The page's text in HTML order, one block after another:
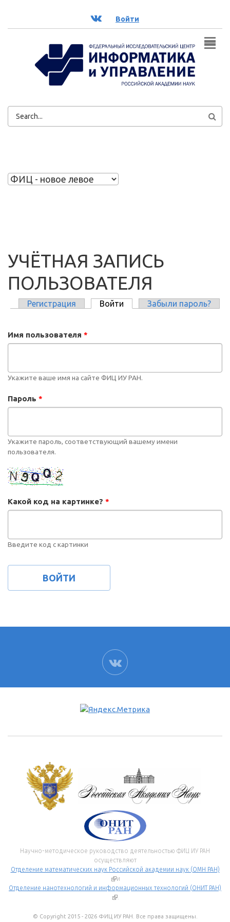
ВК Войти
ФОРМА
УЧЁТНАЯ ЗАПИСЬ
ПОЛЬЗОВАТЕЛЯ
Регистрация Войти (активная вкладка)
Забыли пароль?
Имя пользователя *
Укажите ваше имя на сайте ФИЦ ИУ РАН.
Пароль *
Укажите пароль, соответствующий вашему имени
пользователя.
Какой код на картинке? *
Введите код с картинки
ВК
Научно-методическое руководство деятельностью ФИЦ ИУ РАН
осуществляют
Отделение математических наук Российской академии наук (ОМН РАН)
(внешняя ссылка)
и
Отделение нанотехнологий и информационных технологий (ОНИТ РАН)
(внешняя ссылка)
.
© Copyright 2015 - 2026 ФИЦ ИУ РАН. Все права защищены.